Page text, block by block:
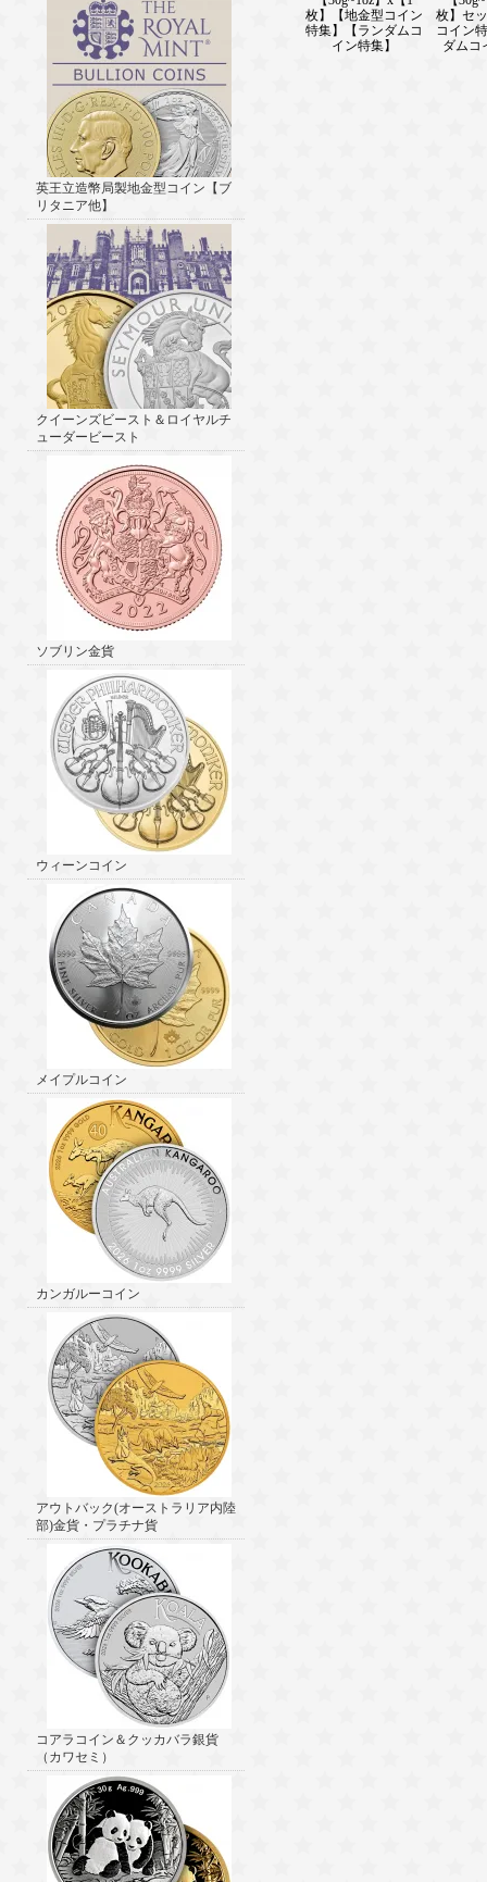
英王立造幣局製地金型コイン【ブ
リタニア他】
クイーンズビースト＆ロイヤルチ
ューダービースト
ソブリン金貨
ウィーンコイン
メイプルコイン
カンガルーコイン
アウトバック(オーストラリア内陸
部)金貨・プラチナ貨
コアラコイン＆クッカバラ銀貨
（カワセミ）
枚】【地金型コイン
特集】【ランダムコ
イン特集】
枚】セ
コイン
ダムコ